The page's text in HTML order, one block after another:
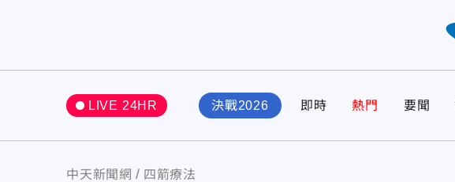
LIVE 24HR 決戰2026 即時 熱門 要聞
中天新聞網 四箭療法